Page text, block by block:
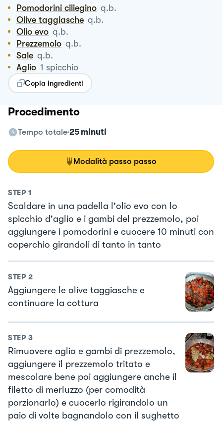
Pomodorini ciliegino q.b.
Olive taggiasche q.b.
Olio evo q.b.
Prezzemolo q.b.
Sale q.b.
Aglio 1 spicchio
Copia ingredienti
Procedimento
Tempo totale 25 minuti
Modalità passo passo
STEP 1
Scaldare in una padella l'olio evo con lo
spicchio d'aglio e i gambi del prezzemolo, poi
aggiungere i pomodorini e cuocere 10 minuti con
coperchio girandoli di tanto in tanto
STEP 2
Aggiungere le olive taggiasche e
continuare la cottura
STEP 3
Rimuovere aglio e gambi di prezzemolo,
aggiungere il prezzemolo tritato e
mescolare bene poi aggiungere anche il
filetto di merluzzo (per comodità
porzionarlo) e cuocerlo rigirandolo un
paio di volte bagnandolo con il sughetto